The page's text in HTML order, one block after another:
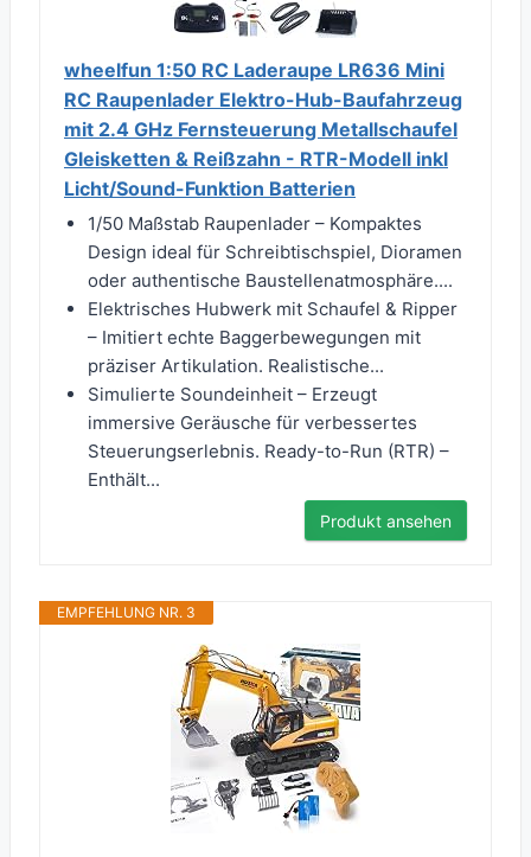
wheelfun 1:50 RC Laderaupe LR636 Mini
RC Raupenlader Elektro-Hub-Baufahrzeug
mit 2.4 GHz Fernsteuerung Metallschaufel
Gleisketten & Reißzahn - RTR-Modell inkl
Licht/Sound-Funktion Batterien
1/50 Maßstab Raupenlader – Kompaktes
Design ideal für Schreibtischspiel, Dioramen
oder authentische Baustellenatmosphäre....
Elektrisches Hubwerk mit Schaufel & Ripper
– Imitiert echte Baggerbewegungen mit
präziser Artikulation. Realistische...
Simulierte Soundeinheit – Erzeugt
immersive Geräusche für verbessertes
Steuerungserlebnis. Ready-to-Run (RTR) –
Enthält...
Produkt ansehen
EMPFEHLUNG NR. 3